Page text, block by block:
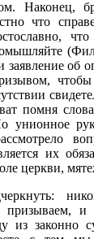
Наконец,
что
заявление об
чтобы
помня
унионное
их
церкви,
и
из законно